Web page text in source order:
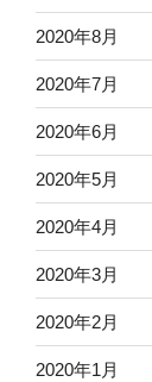
2020年8月
2020年7月
2020年6月
2020年5月
2020年4月
2020年3月
2020年2月
2020年1月